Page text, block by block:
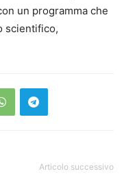
un programma che
scientifico,
Articolo successivo